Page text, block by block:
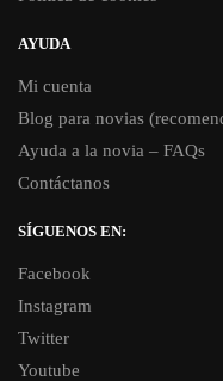
AYUDA
Mi cuenta
Blog para novias
Ayuda a la novia – FAQs
Contáctanos
SÍGUENOS EN:
Facebook
Instagram
Twitter
Youtube